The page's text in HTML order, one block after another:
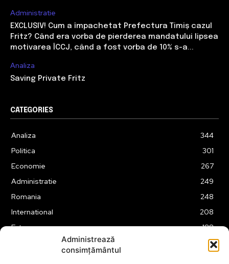
Administrează
consimțământul
Administratie
EXCLUSIV! Cum a împachetat Prefectura Timiș cazul
Fritz? Când era vorba de pierderea mandatului lipsea
motivarea ÎCCJ, când a fost vorba de 10% s-a...
Analiza
Saving Private Fritz
CATEGORIES
Analiza
344
Politica
301
Economie
267
Administratie
249
Romania
248
International
208
Externe
188
175